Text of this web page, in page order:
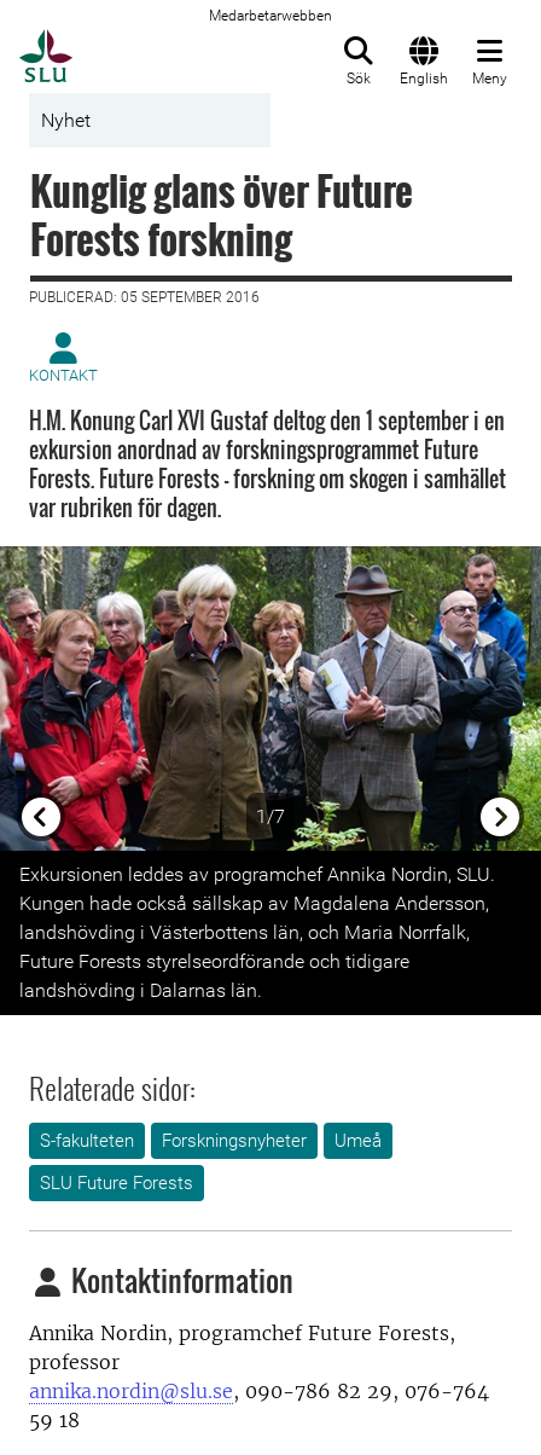
Medarbetarwebben
Sök English Meny
Nyhet
Kunglig glans över Future
Forests forskning
PUBLICERAD: 05 SEPTEMBER 2016
KONTAKT
H.M. Konung Carl XVI Gustaf deltog den 1 september i en
exkursion anordnad av forskningsprogrammet Future
Forests. Future Forests - forskning om skogen i samhället
var rubriken för dagen.
1/7
Previous
Exkursionen leddes av programchef Annika Nordin, SLU.
Kungen hade också sällskap av Magdalena Andersson,
landshövding i Västerbottens län, och Maria Norrfalk,
Future Forests styrelseordförande och tidigare
landshövding i Dalarnas län.
Relaterade sidor:
S-fakulteten Forskningsnyheter
Umeå
SLU Future Forests
Kontaktinformation
Annika Nordin, programchef Future Forests,
professor
annika.nordin@slu.se, 090-786 82 29, 076-764
59 18